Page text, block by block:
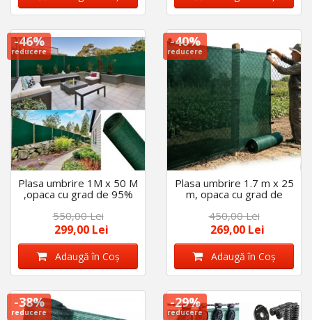
-46%
reducere
Plasa umbrire 1M x 50 M
,opaca cu grad de 95%
ideala pentru garduri,
terase ,sere(140g/m2)
550,00 Lei
299,00 Lei
Adaugă în Coş
-40%
reducere
Plasa umbrire 1.7 m x 25
m, opaca cu grad de
umbrire 95%, densitate
140 g/m2
450,00 Lei
269,00 Lei
Adaugă în Coş
-38%
reducere
-29%
reducere